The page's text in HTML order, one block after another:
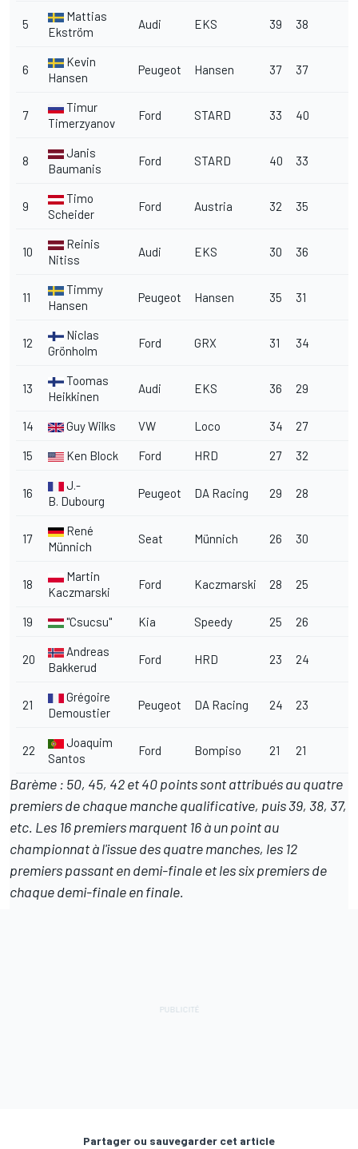
5
Mattias
Ekström
Audi EKS 39 38
6
Kevin
Hansen
Peugeot Hansen 37 37
7
Timur
Timerzyanov
Ford STARD 33 40
8
Janis
Baumanis
Ford STARD 40 33
9
Timo
Scheider
Ford Austria 32 35
10
Reinis
Nitiss
Audi EKS 30 36
11
Timmy
Hansen
Peugeot Hansen 35 31
12
Niclas
Grönholm
Ford GRX 31 34
13
Toomas
Heikkinen
Audi EKS 36 29
14 Guy Wilks VW Loco 34 27
15 Ken Block Ford HRD 27 32
16
J.-
B. Dubourg
Peugeot DA Racing 29 28
17
René
Münnich
Seat Münnich 26 30
18
Martin
Kaczmarski
Ford Kaczmarski 28 25
19 "Csucsu" Kia Speedy 25 26
20
Andreas
Bakkerud
Ford HRD 23 24
21
Grégoire
Demoustier
Peugeot DA Racing 24 23
22
Joaquim
Santos
Ford Bompiso 21 21
Barème : 50, 45, 42 et 40 points sont attribués au quatre
premiers de chaque manche qualificative, puis 39, 38, 37,
etc. Les 16 premiers marquent 16 à un point au
championnat à l'issue des quatre manches, les 12
premiers passant en demi-finale et les six premiers de
chaque demi-finale en finale.
Partager ou sauvegarder cet article